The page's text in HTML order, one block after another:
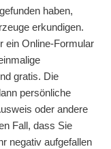
haben,
erkundigen.
ein Online-Formular
gratis. Die
persönliche
oder andere
Fall, dass Sie
negativ aufgefallen